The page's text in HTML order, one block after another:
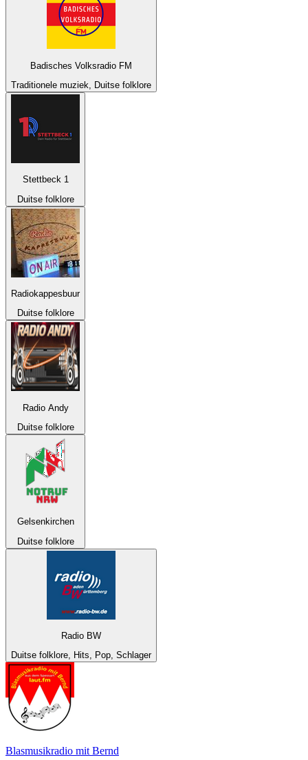
Badisches Volksradio FM
Traditionele muziek, Duitse folklore
Stettbeck 1
Duitse folklore
Radiokappesbuur
Duitse folklore
Radio Andy
Duitse folklore
Gelsenkirchen
Duitse folklore
Radio BW
Duitse folklore, Hits, Pop, Schlager
Blasmusikradio mit Bernd